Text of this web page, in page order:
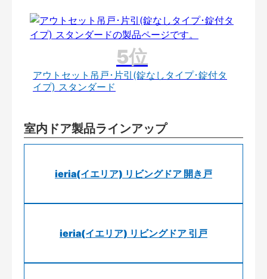
アウトセット吊戸･片引(錠なしタイプ･錠付タ
イプ) スタンダード
室内ドア製品ラインアップ
ieria(イエリア) リビングドア 開き戸
ieria(イエリア) リビングドア 引戸